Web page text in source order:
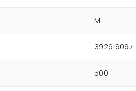
M
3926 9097
500